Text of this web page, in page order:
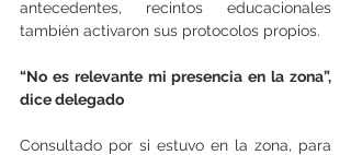
antecedentes, recintos educacionales
también activaron sus protocolos propios.
“No es relevante mi presencia en la zona”,
dice delegado
Consultado por si estuvo en la zona, para